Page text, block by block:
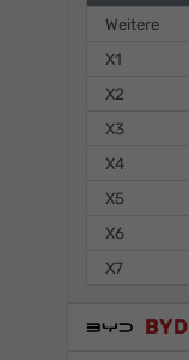
Weitere
X1
X2
X3
X4
X5
X6
X7
BYD